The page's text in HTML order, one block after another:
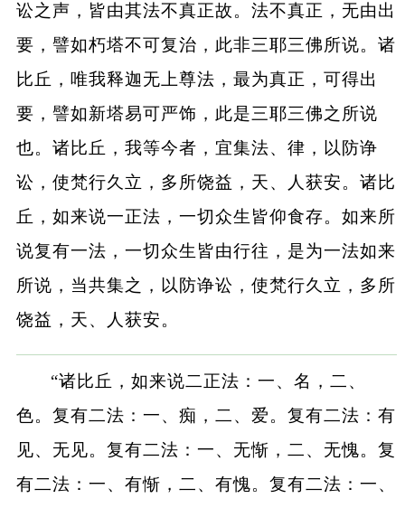
讼之声，皆由其法不真正故。法不真正，无由出
要，譬如朽塔不可复治，此非三耶三佛所说。诸
比丘，唯我释迦无上尊法，最为真正，可得出
要，譬如新塔易可严饰，此是三耶三佛之所说
也。诸比丘，我等今者，宜集法、律，以防诤
讼，使梵行久立，多所饶益，天、人获安。诸比
丘，如来说一正法，一切众生皆仰食存。如来所
说复有一法，一切众生皆由行往，是为一法如来
所说，当共集之，以防诤讼，使梵行久立，多所
饶益，天、人获安。
“诸比丘，如来说二正法：一、名，二、
色。复有二法：一、痴，二、爱。复有二法：有
见、无见。复有二法：一、无惭，二、无愧。复
有二法：一、有惭，二、有愧。复有二法：一、